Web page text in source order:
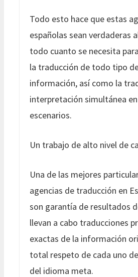
Todo esto hace que estas
españolas sean verdaderas
todo cuanto se necesita
la traducción de todo tipo
información, así como la
interpretación simultánea
escenarios.
Un trabajo de alto nivel de
Una de las mejores
agencias de traducción en
son garantía de resultados
llevan a cabo traducciones
exactas de la información
total respeto de cada uno
del idioma meta.